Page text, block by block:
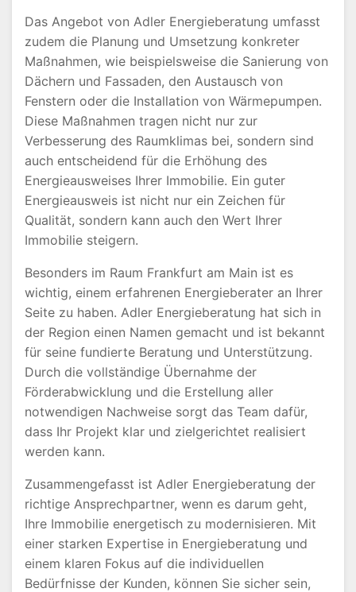
Das Angebot von Adler Energieberatung umfasst
zudem die Planung und Umsetzung konkreter
Maßnahmen, wie beispielsweise die Sanierung von
Dächern und Fassaden, den Austausch von
Fenstern oder die Installation von Wärmepumpen.
Diese Maßnahmen tragen nicht nur zur
Verbesserung des Raumklimas bei, sondern sind
auch entscheidend für die Erhöhung des
Energieausweises Ihrer Immobilie. Ein guter
Energieausweis ist nicht nur ein Zeichen für
Qualität, sondern kann auch den Wert Ihrer
Immobilie steigern.
Besonders im Raum Frankfurt am Main ist es
wichtig, einem erfahrenen Energieberater an Ihrer
Seite zu haben. Adler Energieberatung hat sich in
der Region einen Namen gemacht und ist bekannt
für seine fundierte Beratung und Unterstützung.
Durch die vollständige Übernahme der
Förderabwicklung und die Erstellung aller
notwendigen Nachweise sorgt das Team dafür,
dass Ihr Projekt klar und zielgerichtet realisiert
werden kann.
Zusammengefasst ist Adler Energieberatung der
richtige Ansprechpartner, wenn es darum geht,
Ihre Immobilie energetisch zu modernisieren. Mit
einer starken Expertise in Energieberatung und
einem klaren Fokus auf die individuellen
Bedürfnisse der Kunden, können Sie sicher sein,